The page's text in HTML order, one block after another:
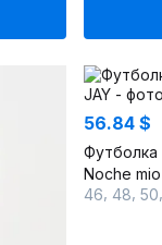
56.84 $
Футболка
Noche mio
46 48 50